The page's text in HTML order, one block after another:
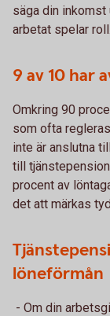
säga din inkomst
arbetat spelar roll.
9 av 10 har
Omkring 90
som ofta
inte är anslutna
till
procent av
det att märkas
löneförmån
- Om din